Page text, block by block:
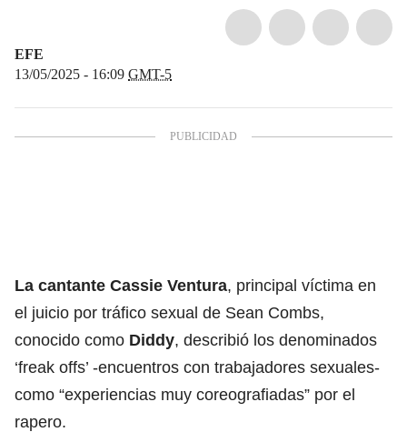
EFE
13/05/2025 - 16:09 GMT-5
La cantante Cassie Ventura, principal víctima en
el juicio por tráfico sexual de Sean Combs,
conocido como Diddy, describió los denominados
‘freak offs’ -encuentros con trabajadores sexuales-
como “experiencias muy coreografiadas” por el
rapero.